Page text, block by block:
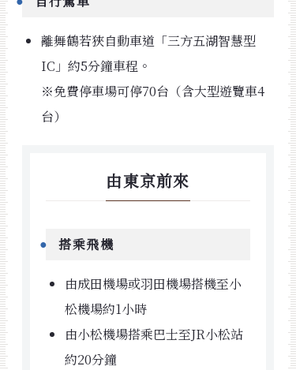
離舞鶴若狹自動車道「三方五湖智慧型
IC」約5分鐘車程。
※免費停車場可停70台（含大型遊覽車4
台）
由東京前來
搭乘飛機
由成田機場或羽田機場搭機至小
松機場約1小時
由小松機場搭乘巴士至JR小松站
約20分鐘